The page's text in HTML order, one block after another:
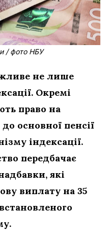
/ фото НБУ
не лише
Окремі
право на
основної пенсії
індексації.
передбачає
які
виплату на 35